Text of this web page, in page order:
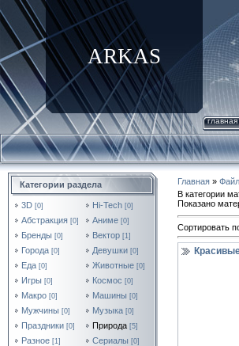
ARKAS
главная
Категории раздела
3D [0] Hi-Tech [0]
Абстракция [0] Аниме [0]
Бренды [0] Вектор [1]
Города [0] Девушки [0]
Еда [0] Животные [0]
Игры [0] Космос [0]
Макро [0] Машины [0]
Мужчины [0] Музыка [0]
Праздники [0] Природа [5]
Разное [1] Сериалы [0]
Главная »
В категории
Показано
Сортировать